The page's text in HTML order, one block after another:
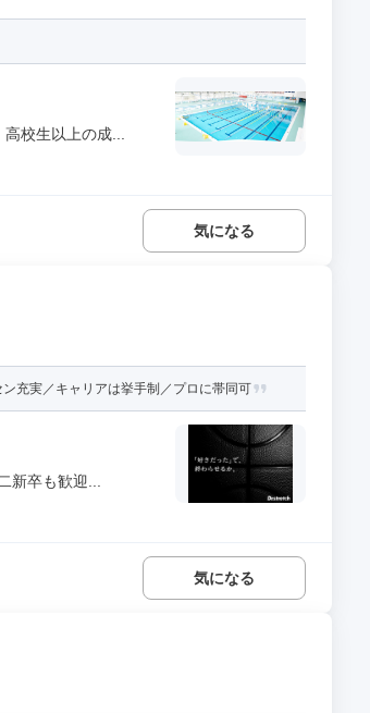
校生以上の成...
気になる
充実／キャリアは挙手制／プロに帯同可
卒も歓迎...
気になる